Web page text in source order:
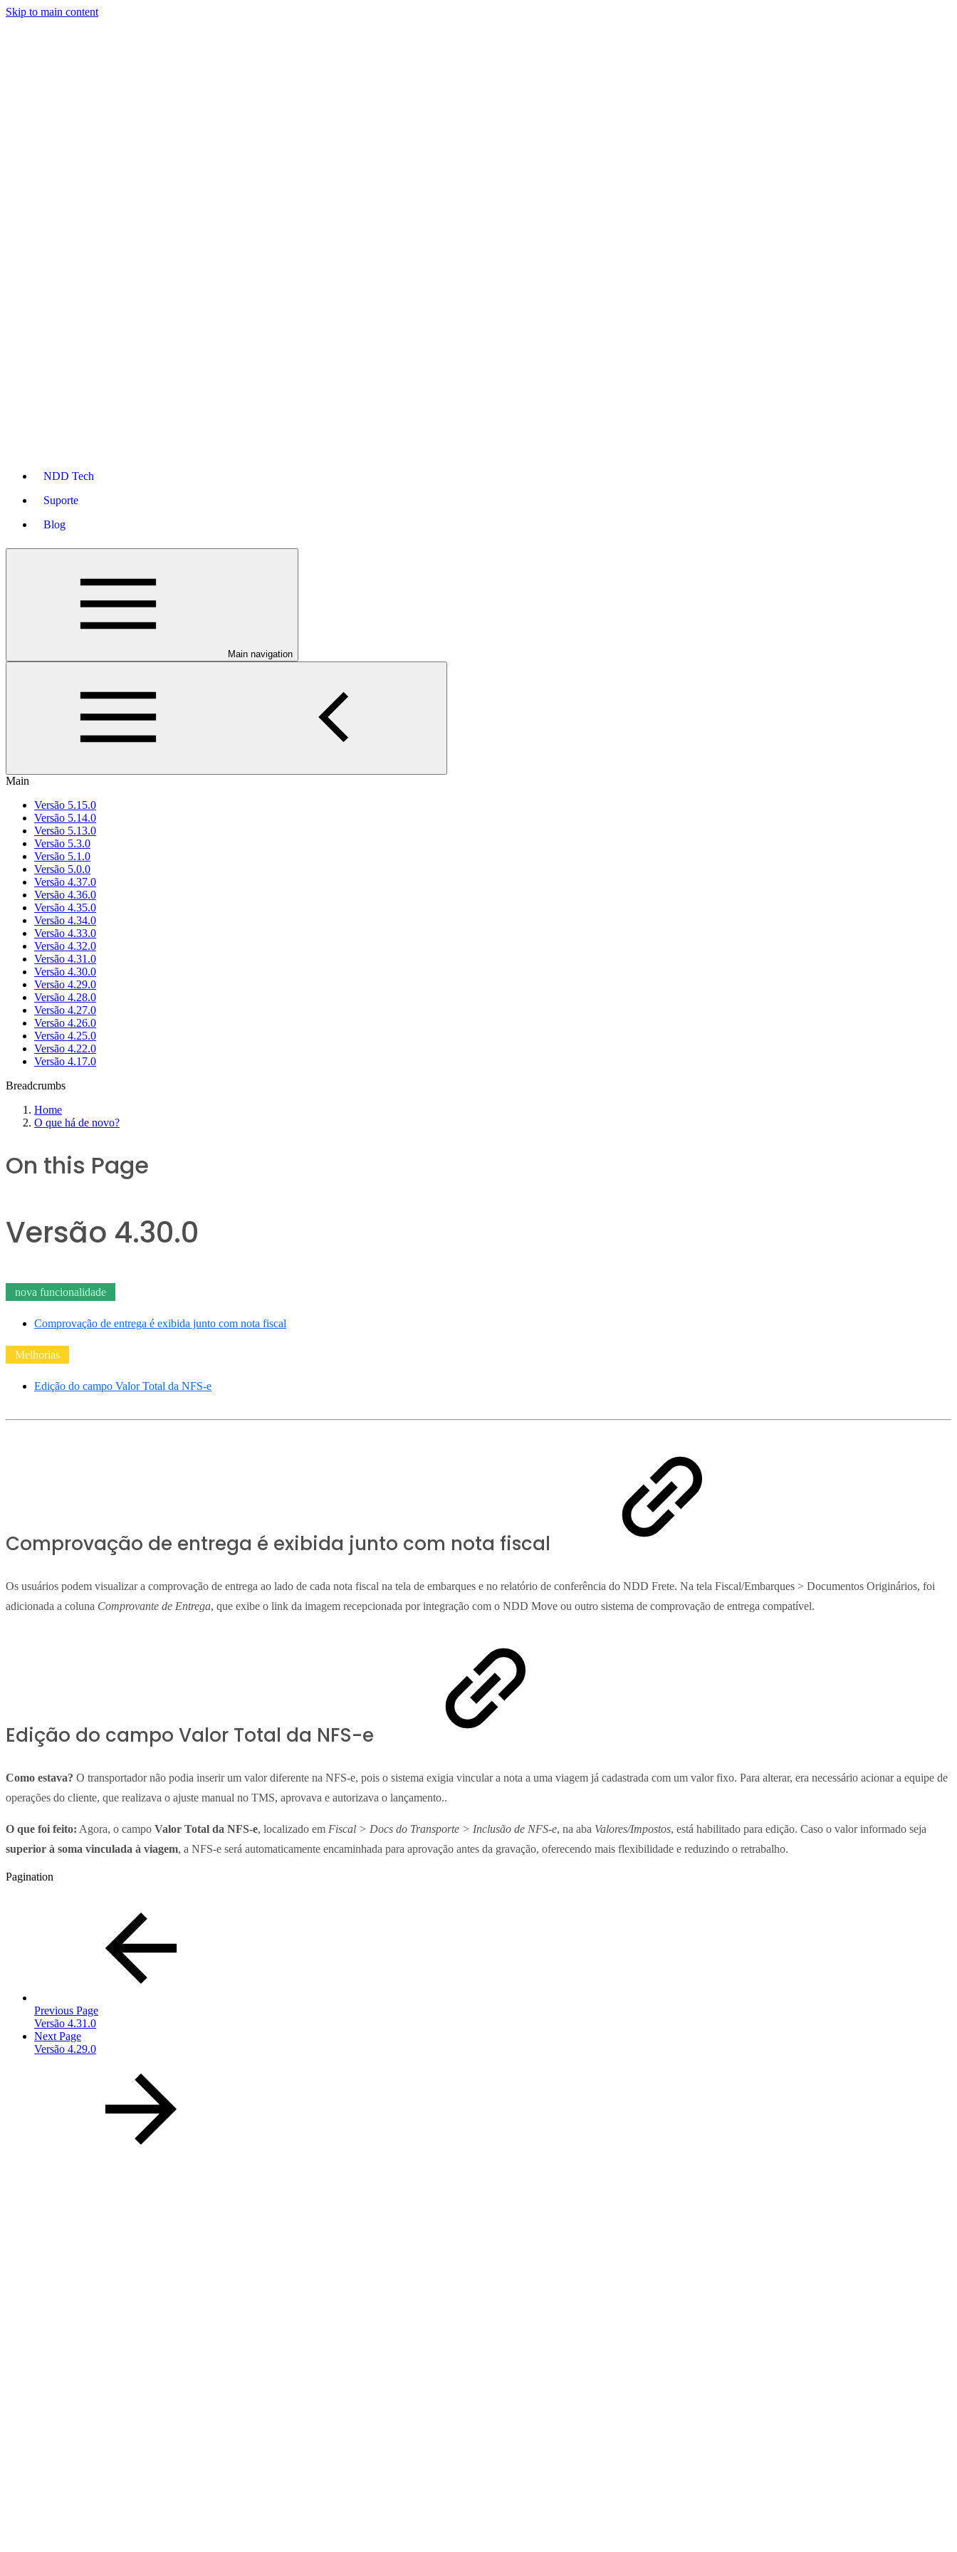
Skip to main content
NDD Tech
Suporte
Blog
Main navigation
Main
Versão 5.15.0
Versão 5.14.0
Versão 5.13.0
Versão 5.3.0
Versão 5.1.0
Versão 5.0.0
Versão 4.37.0
Versão 4.36.0
Versão 4.35.0
Versão 4.34.0
Versão 4.33.0
Versão 4.32.0
Versão 4.31.0
Versão 4.30.0
Versão 4.29.0
Versão 4.28.0
Versão 4.27.0
Versão 4.26.0
Versão 4.25.0
Versão 4.22.0
Versão 4.17.0
Breadcrumbs
Home
O que há de novo?
On this Page
Versão 4.30.0
nova funcionalidade
Comprovação de entrega é exibida junto com nota fiscal
Melhorias
Edição do campo Valor Total da NFS-e
Comprovação de entrega é exibida junto com nota fiscal
Os usuários podem visualizar a comprovação de entrega ao lado de cada nota fiscal na tela de embarques e no relatório de conferência do NDD Frete. Na tela Fiscal/Embarques > Documentos Originários, foi
adicionada a coluna Comprovante de Entrega, que exibe o link da imagem recepcionada por integração com o NDD Move ou outro sistema de comprovação de entrega compatível.
Edição do campo Valor Total da NFS-e
Como estava? O transportador não podia inserir um valor diferente na NFS-e, pois o sistema exigia vincular a nota a uma viagem já cadastrada com um valor fixo. Para alterar, era necessário acionar a equipe de
operações do cliente, que realizava o ajuste manual no TMS, aprovava e autorizava o lançamento..
O que foi feito: Agora, o campo Valor Total da NFS-e, localizado em Fiscal > Docs do Transporte > Inclusão de NFS-e, na aba Valores/Impostos, está habilitado para edição. Caso o valor informado seja
superior à soma vinculada à viagem, a NFS-e será automaticamente encaminhada para aprovação antes da gravação, oferecendo mais flexibilidade e reduzindo o retrabalho.
Pagination
Previous Page
Versão 4.31.0
Next Page
Versão 4.29.0